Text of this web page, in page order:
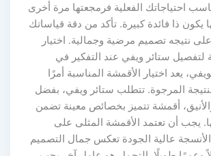
احتياجاتك الفعلية فرمجعتها مرة أخرى
يكون ذا فائدة كبيرة. تأكد من دقة قياساتك
نتيجه تصميم مرضية وجمالية. اختيار
لتفصيل ستائر ويفي عند التفكير في
يعد اختيار الأقمشة المناسبة أمرًا
المرجوة. تتطلب ستائر ويفي، بفضل
أقمشة تتميز بخصائص معينة تضمن
يجب أن تعتمد الأقمشة المثلى على
عالية الجودة تعكس جمال التصميم